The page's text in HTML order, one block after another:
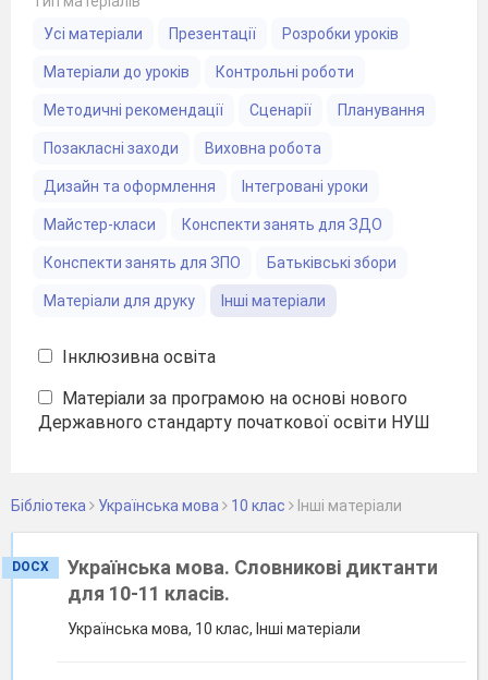
Усі матеріали
Презентації Розробки уроків
Матеріали до уроків Контрольні роботи
Методичні рекомендації Сценарії Планування
Позакласні заходи Виховна робота
Дизайн та оформлення Інтегровані уроки
Майстер-класи Конспекти занять для ЗДО
Конспекти занять для ЗПО Батьківські збори
Матеріали для друку Інші матеріали
Інклюзивна освіта
Матеріали за програмою на основі нового
Державного стандарту початкової освіти НУШ
Бібліотека Українська мова 10 клас Інші матеріали
DOCX
Українська мова. Словникові диктанти
для 10-11 класів.
Українська мова, 10 клас, Інші матеріали